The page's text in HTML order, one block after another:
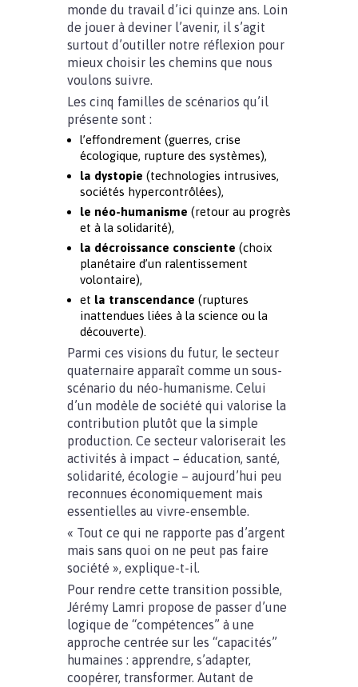
monde du travail d’ici quinze ans. Loin
de jouer à deviner l’avenir, il s’agit
surtout d’outiller notre réflexion pour
mieux choisir les chemins que nous
voulons suivre.
Les cinq familles de scénarios qu’il
présente sont :
l’effondrement (guerres, crise
écologique, rupture des systèmes),
la dystopie (technologies intrusives,
sociétés hypercontrôlées),
le néo-humanisme (retour au progrès
et à la solidarité),
la décroissance consciente (choix
planétaire d’un ralentissement
volontaire),
et la transcendance (ruptures
inattendues liées à la science ou la
découverte).
Parmi ces visions du futur, le secteur
quaternaire apparaît comme un sous-
scénario du néo-humanisme. Celui
d’un modèle de société qui valorise la
contribution plutôt que la simple
production. Ce secteur valoriserait les
activités à impact – éducation, santé,
solidarité, écologie – aujourd’hui peu
reconnues économiquement mais
essentielles au vivre-ensemble.
« Tout ce qui ne rapporte pas d’argent
mais sans quoi on ne peut pas faire
société », explique-t-il.
Pour rendre cette transition possible,
Jérémy Lamri propose de passer d’une
logique de “compétences” à une
approche centrée sur les “capacités”
humaines : apprendre, s’adapter,
coopérer, transformer. Autant de